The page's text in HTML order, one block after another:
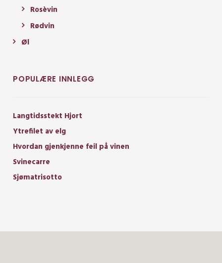
Rosèvin
Rødvin
Øl
POPULÆRE INNLEGG
Langtidsstekt Hjort
Ytrefilet av elg
Hvordan gjenkjenne feil på vinen
Svinecarre
Sjømatrisotto